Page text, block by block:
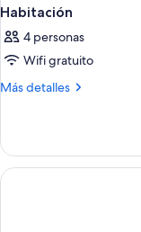
Habitación
4 personas
Wifi gratuito
Más detalles
Más